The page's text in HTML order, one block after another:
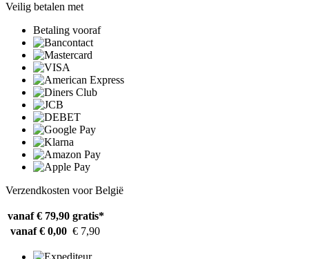
Veilig betalen met
Betaling vooraf
Verzendkosten voor België
vanaf € 79,90 gratis*
vanaf € 0,00 € 7,90